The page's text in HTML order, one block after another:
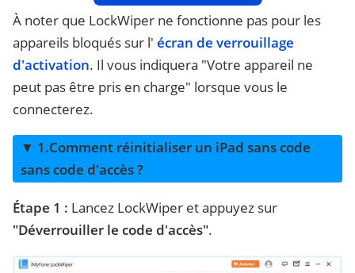
À noter que LockWiper ne fonctionne pas pour les
appareils bloqués sur l' écran de verrouillage
d'activation. Il vous indiquera "Votre appareil ne
peut pas être pris en charge" lorsque vous le
connecterez.
▼ 1.Comment réinitialiser un iPad sans code
sans code d'accès ?
Étape 1 : Lancez LockWiper et appuyez sur
"Déverrouiller le code d'accès".